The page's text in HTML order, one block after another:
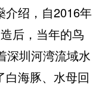
介绍，自2016年
后，当年的鸟
深圳河湾流域水
白海豚、水母回